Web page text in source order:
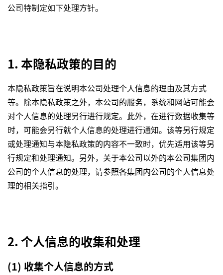
公司特制定如下处理方针。
1. 本隐私政策的目的
本隐私政策旨在说明本公司处理个人信息的理由及其方式
等。除本隐私政策之外，本公司的服务，系统和网站可能会
对个人信息的处理另行进行规定。此外，在进行数据收集等
时，可能会另行就个人信息的处理进行通知。该等另行规定
或处理通知与本隐私政策的内容不一致时，优先适用该等另
行规定和处理通知。另外，关于本公司以外的本公司集团内
公司的个人信息的处理，请参照各集团内公司的个人信息处
理的相关指引。
2. 个人信息的收集和处理
(1) 收集个人信息的方式